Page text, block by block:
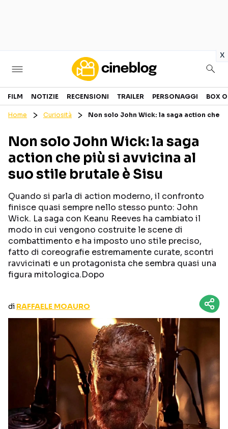
x
Cinema
GENERI
PERSONAGGI
CANALI STREAMING
Categorie
NOTIZIE
CURIOSITÀ
RECENSIONI
TRAILER
BOX OFFICE
FILM NOTIZIE RECENSIONI TRAILER PERSONAGGI BOX
Home Curiosità Non solo John Wick: la saga action che
Non solo John Wick: la saga
action che più si avvicina al
suo stile brutale è Sisu
Quando si parla di action moderno, il confronto
finisce quasi sempre nello stesso punto: John
Wick. La saga con Keanu Reeves ha cambiato il
modo in cui vengono costruite le scene di
combattimento e ha imposto uno stile preciso,
fatto di coreografie estremamente curate, scontri
ravvicinati e un protagonista che sembra quasi una
figura mitologica.Dopo
di RAFFAELE MOAURO